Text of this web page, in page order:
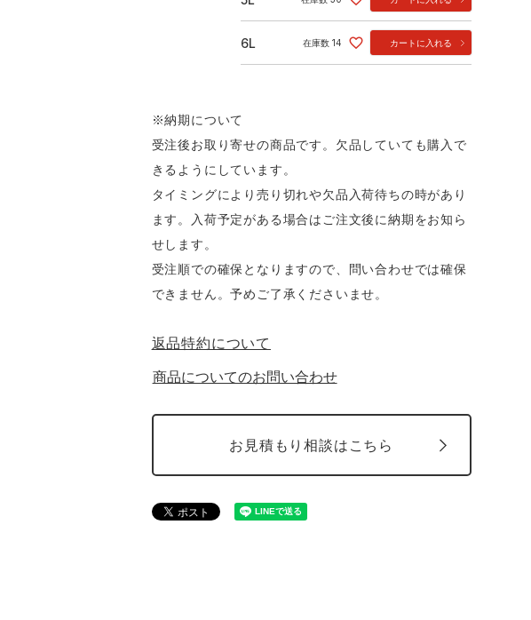
6L 在庫数 14 カートに入れる
※納期について
受注後お取り寄せの商品です。欠品していても購入で
きるようにしています。
タイミングにより売り切れや欠品入荷待ちの時があり
ます。入荷予定がある場合はご注文後に納期をお知ら
せします。
受注順での確保となりますので、問い合わせでは確保
できません。予めご了承くださいませ。
返品特約について
商品についてのお問い合わせ
お見積もり相談はこちら